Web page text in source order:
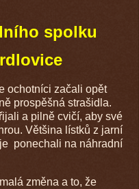
spolku
ochotníci začali opět
prospěšná strašidla.
a pilně cvičí, aby své
Většina lístků z jarní
ponechali na náhradní
změna a to, že